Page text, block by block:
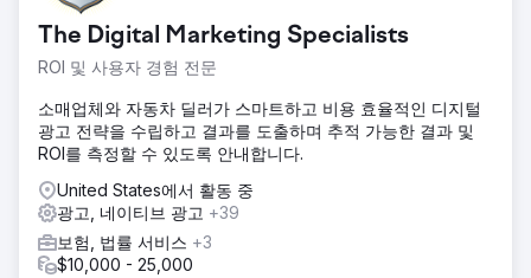
The Digital Marketing Specialists
ROI 및 사용자 경험 전문
소매업체와 자동차 딜러가 스마트하고 비용 효율적인 디지털
광고 전략을 수립하고 결과를 도출하며 추적 가능한 결과 및
ROI를 측정할 수 있도록 안내합니다.
United States에서 활동 중
광고, 네이티브 광고 +39
보험, 법률 서비스 +3
$10,000 - 25,000